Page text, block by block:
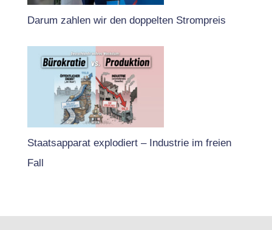
Darum zahlen wir den doppelten Strompreis
Staatsapparat explodiert – Industrie im freien
Fall